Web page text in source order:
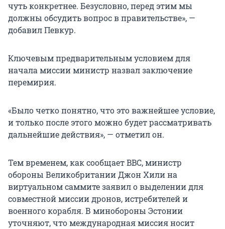
чуть конкретнее. Безусловно, перед этим мы
должны обсудить вопрос в правительстве», —
добавил Певкур.
Ключевым предварительным условием для
начала миссии министр назвал заключение
перемирия.
«Было четко понятно, что это важнейшее условие,
и только после этого можно будет рассматривать
дальнейшие действия», — отметил он.
Тем временем, как сообщает BBC, министр
обороны Великобритании Джон Хили на
виртуальном саммите заявил о выделении для
совместной миссии дронов, истребителей и
военного корабля. В минобороны Эстонии
уточняют, что международная миссия носит